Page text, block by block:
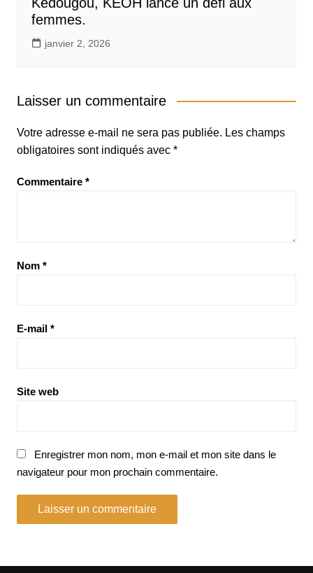
femmes.
janvier 2, 2026
Laisser un commentaire
Votre adresse e-mail ne sera pas publiée. Les champs
obligatoires sont indiqués avec *
Commentaire *
Nom *
E-mail *
Site web
Enregistrer mon nom, mon e-mail et mon site dans le
navigateur pour mon prochain commentaire.